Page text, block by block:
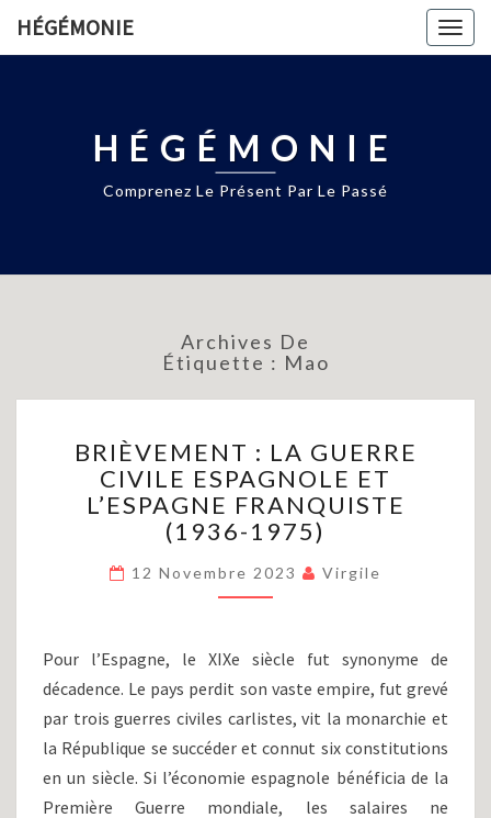
HÉGÉMONIE
HÉGÉMONIE
Comprenez Le Présent Par Le Passé
Archives De
Étiquette : Mao
:
LA
GUERRE
CIVILE
ESPAGNOLE
ET
L’ESPAGNE
(1936-
1975)
BRIÈVEMENT : LA GUERRE
CIVILE ESPAGNOLE ET
L’ESPAGNE FRANQUISTE
(1936-1975)
12 Novembre 2023 Virgile
Pour l’Espagne, le XIXe siècle fut synonyme de
décadence. Le pays perdit son vaste empire, fut grevé
par trois guerres civiles carlistes, vit la monarchie et
la République se succéder et connut six constitutions
en un siècle. Si l’économie espagnole bénéficia de la
Première Guerre mondiale, les salaires ne